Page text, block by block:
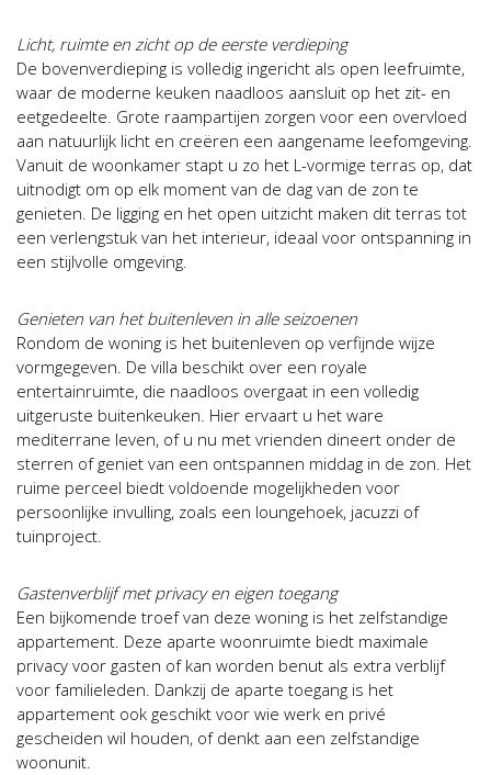
Licht, ruimte en zicht op de eerste verdieping
De bovenverdieping is volledig ingericht als open leefruimte,
waar de moderne keuken naadloos aansluit op het zit- en
eetgedeelte. Grote raampartijen zorgen voor een overvloed
aan natuurlijk licht en creëren een aangename leefomgeving.
Vanuit de woonkamer stapt u zo het L-vormige terras op, dat
uitnodigt om op elk moment van de dag van de zon te
genieten. De ligging en het open uitzicht maken dit terras tot
een verlengstuk van het interieur, ideaal voor ontspanning in
een stijlvolle omgeving.
Genieten van het buitenleven in alle seizoenen
Rondom de woning is het buitenleven op verfijnde wijze
vormgegeven. De villa beschikt over een royale
entertainruimte, die naadloos overgaat in een volledig
uitgeruste buitenkeuken. Hier ervaart u het ware
mediterrane leven, of u nu met vrienden dineert onder de
sterren of geniet van een ontspannen middag in de zon. Het
ruime perceel biedt voldoende mogelijkheden voor
persoonlijke invulling, zoals een loungehoek, jacuzzi of
tuinproject.
Gastenverblijf met privacy en eigen toegang
Een bijkomende troef van deze woning is het zelfstandige
appartement. Deze aparte woonruimte biedt maximale
privacy voor gasten of kan worden benut als extra verblijf
voor familieleden. Dankzij de aparte toegang is het
appartement ook geschikt voor wie werk en privé
gescheiden wil houden, of denkt aan een zelfstandige
woonunit.